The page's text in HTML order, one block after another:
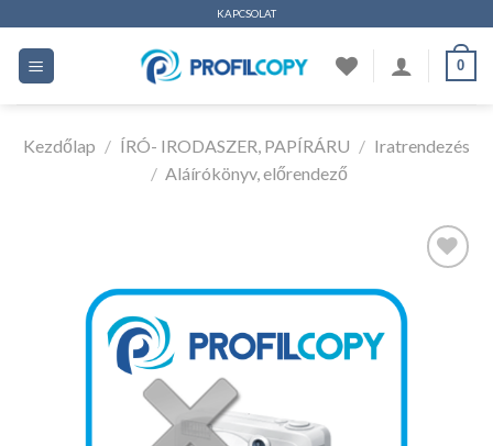
tartalomhoz
KAPCSOLAT
0
Kezdőlap / ÍRÓ- IRODASZER, PAPÍRÁRU / Iratrendezés
/ Aláírókönyv, előrendező
Kedvencekhez